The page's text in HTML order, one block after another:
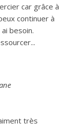
car grâce à
continuer à
besoin.
très